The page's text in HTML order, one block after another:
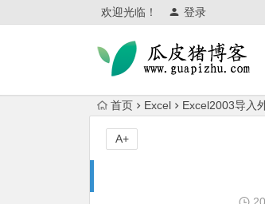
欢迎光临！ 登录
首页 Excel Excel2003导入
A+